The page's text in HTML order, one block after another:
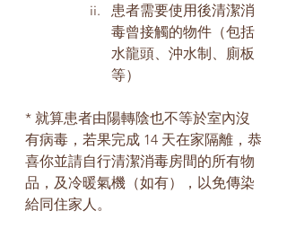
患者需要使用後清潔消
毒曾接觸的物件（包括
水龍頭、沖水制、廁板
等）
* 就算患者由陽轉陰也不等於室內沒
有病毒，若果完成 14 天在家隔離，恭
喜你並請自行清潔消毒房間的所有物
品，及冷暖氣機（如有），以免傳染
給同住家人。